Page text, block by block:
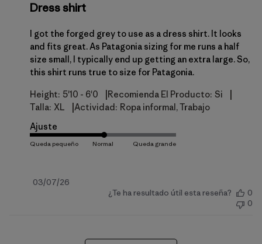
Dress shirt
I got the forged grey to use as a dress shirt. It looks
and fits great. As Patagonia sizing for me runs a half
size small, I typically end up getting an extra large. So,
this shirt runs true to size for Patagonia.
Height: 5'10 - 6'0 Recomienda El Producto: Si
Talla: XL Actividad: Ropa informal, Trabajo
Ajuste
Fecha
03/07/26
¿Te ha resultado útil esta reseña?
0
0